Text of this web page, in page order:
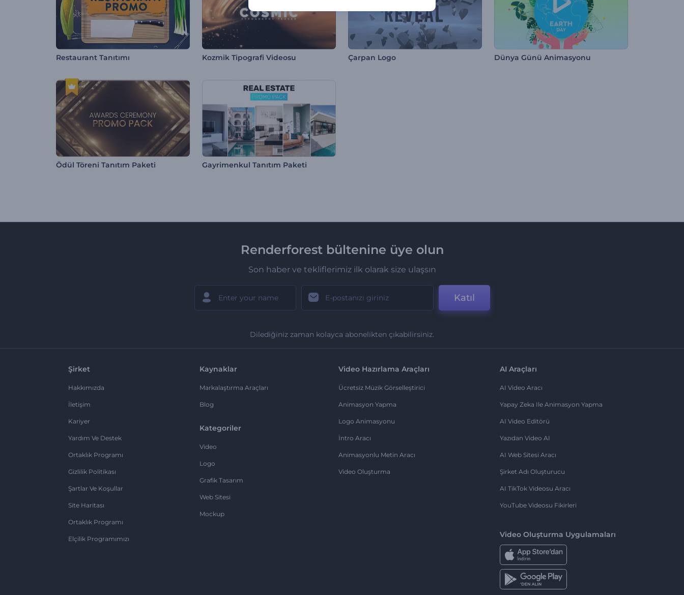
Restaurant Tanıtımı Kozmik Tipografi Videosu Çarpan Logo Dünya Günü Animasyonu
Ödül Töreni Tanıtım Paketi Gayrimenkul Tanıtım Paketi
Renderforest bültenine üye olun
Son haber ve tekliflerimiz ilk olarak size ulaşsın
Katıl
Dilediğiniz zaman kolayca abonelikten çıkabilirsiniz.
Şirket
Hakkımızda
İletişim
Kariyer
Yardım Ve Destek
Ortaklık Programı
Gizlilik Politikası
Şartlar Ve Koşullar
Site Haritası
Ortaklık Programı
Elçilik Programımızı
Kaynaklar
Markalaştırma Araçları
Blog
Kategoriler
Video
Logo
Grafik Tasarım
Web Sitesi
Mockup
Video Hazırlama Araçları
Ücretsiz Müzik Görselleştirici
Animasyon Yapma
Logo Animasyonu
İntro Aracı
Animasyonlu Metin Aracı
Video Oluşturma
AI Araçları
AI Video Aracı
Yapay Zeka Ile Animasyon Yapma
AI Video Editörü
Yazıdan Video AI
AI Web Sitesi Aracı
Şirket Adı Oluşturucu
AI TikTok Videosu Aracı
YouTube Videosu Fikirleri
Video Oluşturma Uygulamaları